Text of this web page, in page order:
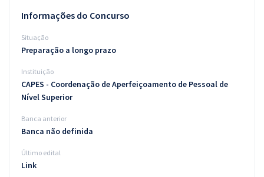
Conteúdo gratuito
Blog
Atendimento
Informações do Concurso
Situação
Preparação a longo prazo
Instituição
CAPES - Coordenação de Aperfeiçoamento de Pessoal de
Nível Superior
Banca anterior
Banca não definida
Último edital
Link